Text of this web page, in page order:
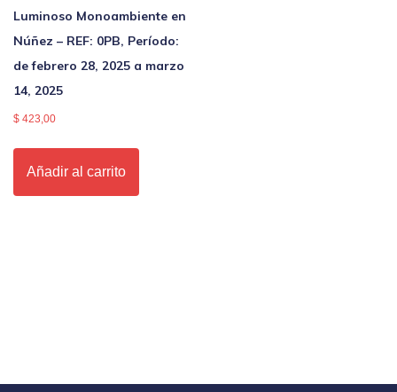
Luminoso Monoambiente en
Núñez – REF: 0PB, Período:
de febrero 28, 2025 a marzo
14, 2025
$ 423,00
Añadir al carrito